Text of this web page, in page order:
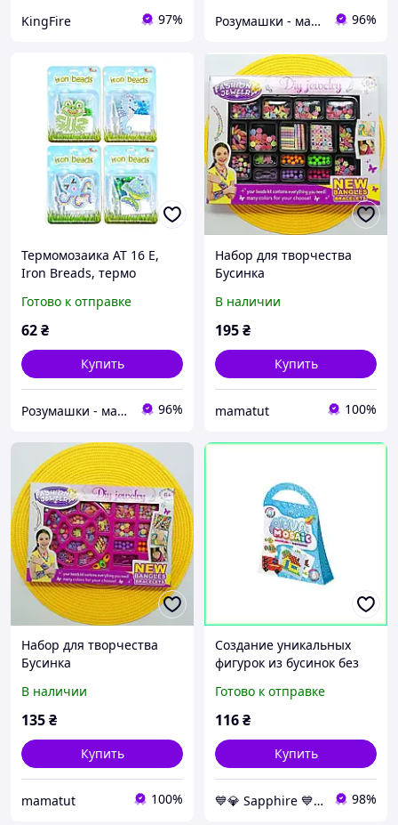
KingFire 97% Розумашки - магазин игрушек и детских товаров 96%
Термомозаика AT 16 E,
Iron Breads, термо
для творчества, бусинки,
трафарет
Готово к отправке
62₴
Купить
Розумашки - магазин игрушек и детских товаров 96%
Набор для творчества
Бусинка
В наличии
195₴
Купить
mamatut 100%
Набор для творчества
Бусинка
В наличии
135₴
Купить
mamatut 100%
Создание уникальных
фигурок из бусинок без
творчества Aqua Mosaic
Danko Toys AM-02-01/06
Готово к отправке
116₴
Купить
💙💎 Sapphire 💙💎 98%